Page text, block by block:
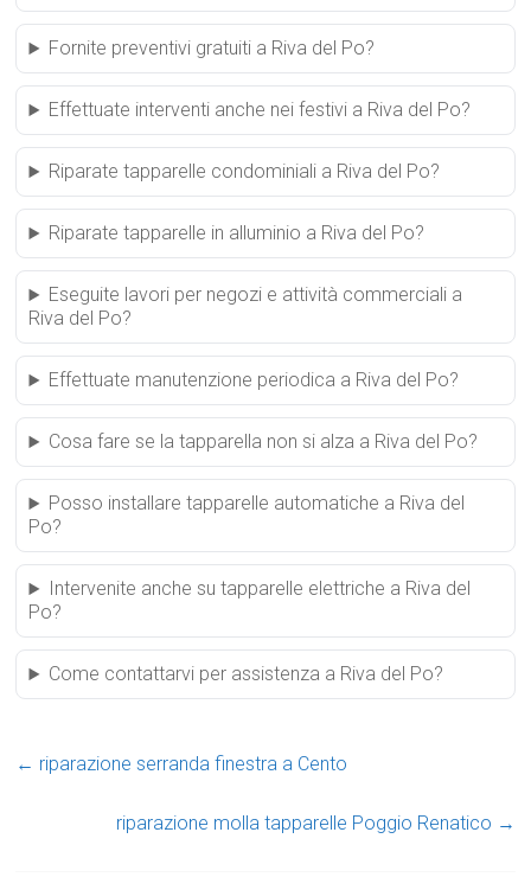
Fornite preventivi gratuiti a Riva del Po?
Effettuate interventi anche nei festivi a Riva del Po?
Riparate tapparelle condominiali a Riva del Po?
Riparate tapparelle in alluminio a Riva del Po?
Eseguite lavori per negozi e attività commerciali a
Riva del Po?
Effettuate manutenzione periodica a Riva del Po?
Cosa fare se la tapparella non si alza a Riva del Po?
Posso installare tapparelle automatiche a Riva del
Po?
Intervenite anche su tapparelle elettriche a Riva del
Po?
Come contattarvi per assistenza a Riva del Po?
← riparazione serranda finestra a Cento
riparazione molla tapparelle Poggio Renatico →